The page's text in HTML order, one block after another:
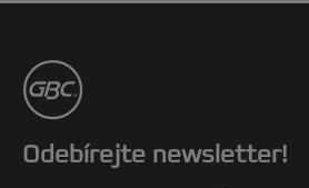
Odebírejte newsletter!